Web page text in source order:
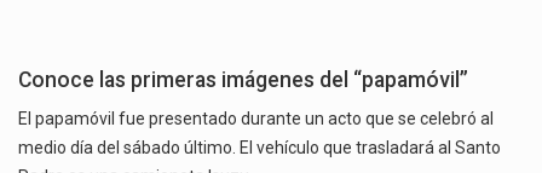
Conoce las primeras imágenes del “papamóvil”
El papamóvil fue presentado durante un acto que se celebró al
medio día del sábado último. El vehículo que trasladará al Santo